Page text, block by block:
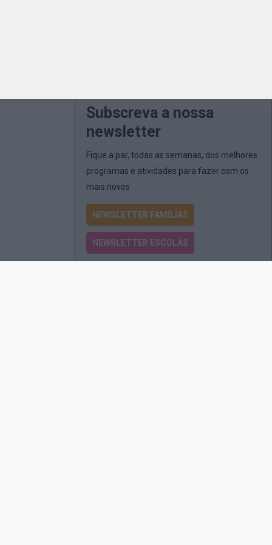
Subscreva a nossa
newsletter
Fique a par, todas as semanas, dos melhores
programas e atividades para fazer com os
mais novos
NEWSLETTER FAMÍLIAS
NEWSLETTER ESCOLAS